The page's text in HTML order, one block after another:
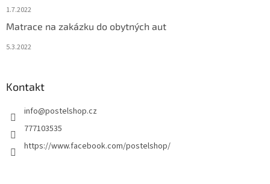
1.7.2022
Matrace na zakázku do obytných aut
5.3.2022
Kontakt
info@postelshop.cz
777103535
https://www.facebook.com/postelshop/